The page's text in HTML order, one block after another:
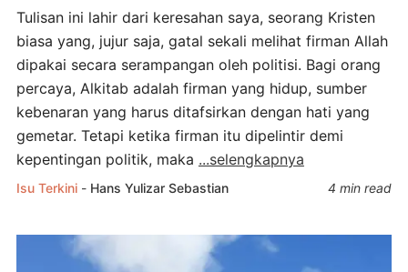
Tulisan ini lahir dari keresahan saya, seorang Kristen
biasa yang, jujur saja, gatal sekali melihat firman Allah
dipakai secara serampangan oleh politisi. Bagi orang
percaya, Alkitab adalah firman yang hidup, sumber
kebenaran yang harus ditafsirkan dengan hati yang
gemetar. Tetapi ketika firman itu dipelintir demi
kepentingan politik, maka ...selengkapnya
Isu Terkini - Hans Yulizar Sebastian 4 min read